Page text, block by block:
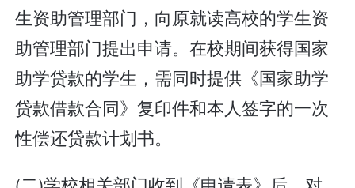
生资助管理部门，向原就读高校的学生资
助管理部门提出申请。在校期间获得国家
助学贷款的学生，需同时提供《国家助学
贷款借款合同》复印件和本人签字的一次
性偿还贷款计划书。